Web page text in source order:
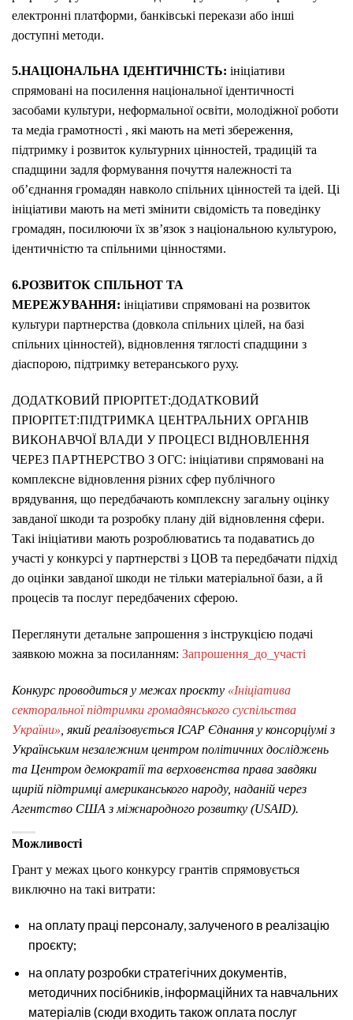
електронні платформи, банківські перекази або інші
доступні методи.
5.НАЦІОНАЛЬНА ІДЕНТИЧНІСТЬ: ініціативи
спрямовані на посилення національної ідентичності
засобами культури, неформальної освіти, молодіжної роботи
та медіа грамотності , які мають на меті збереження,
підтримку і розвиток культурних цінностей, традицій та
спадщини задля формування почуття належності та
об’єднання громадян навколо спільних цінностей та ідей. Ці
ініціативи мають на меті змінити свідомість та поведінку
громадян, посилюючи їх зв’язок з національною культурою,
ідентичністю та спільними цінностями.
6.РОЗВИТОК СПІЛЬНОТ ТА
МЕРЕЖУВАННЯ: ініціативи спрямовані на розвиток
культури партнерства (довкола спільних цілей, на базі
спільних цінностей), відновлення тяглості спадщини з
діаспорою, підтримку ветеранського руху.
ДОДАТКОВИЙ ПРІОРІТЕТ:ДОДАТКОВИЙ
ПРІОРІТЕТ:ПІДТРИМКА ЦЕНТРАЛЬНИХ ОРГАНІВ
ВИКОНАВЧОЇ ВЛАДИ У ПРОЦЕСІ ВІДНОВЛЕННЯ
ЧЕРЕЗ ПАРТНЕРСТВО З ОГС: ініціативи спрямовані на
комплексне відновлення різних сфер публічного
врядування, що передбачають комплексну загальну оцінку
завданої шкоди та розробку плану дій відновлення сфери.
Такі ініціативи мають розроблюватись та подаватись до
участі у конкурсі у партнерстві з ЦОВ та передбачати підхід
до оцінки завданої шкоди не тільки матеріальної бази, а й
процесів та послуг передбачених сферою.
Переглянути детальне запрошення з інструкцією подачі
заявкою можна за посиланням: Запрошення_до_участі
Конкурс проводиться у межах проєкту «Ініціатива
секторальної підтримки громадянського суспільства
України» , який реалізовується ІСАР Єднання у консорціумі з
Українським незалежним центром політичних досліджень
та Центром демократії та верховенства права завдяки
щирій підтримці американського народу, наданій через
Агентство США з міжнародного розвитку (USAID).
Можливості
Грант у межах цього конкурсу грантів спрямовується
виключно на такі витрати:
на оплату праці персоналу, залученого в реалізацію
проєкту;
на оплату розробки стратегічних документів,
методичних посібників, інформаційних та навчальних
матеріалів (сюди входить також оплата послуг